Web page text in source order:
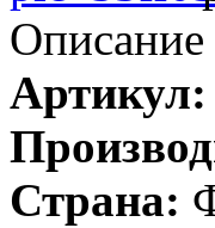
Описание
Артикул:
Страна: